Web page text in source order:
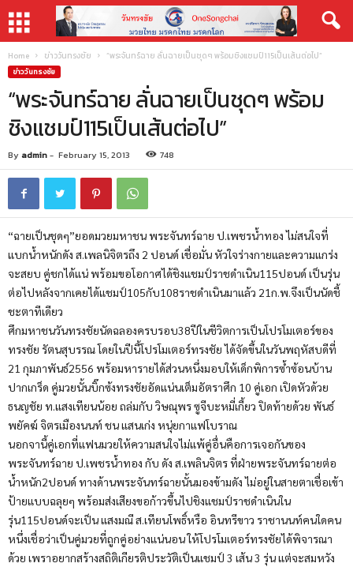
Home ข่าววันทรงชัย “พระจันทร์ฉาย ลั่นฉายเป็นชุดๆ พร้อมชิงแชมป์115เป็นเส้นต่อไป”
ข่าววันทรงชัย
“พระจันทร์ฉาย ลั่นฉายเป็นชุดๆ พร้อม
ชิงแชมป์115เป็นเส้นต่อไป”
By admin- February 15, 2013 748
“ฉายเป็นชุดๆ”ยอดมวยมหาชน พระจันทร์ฉาย ป.เพชรน้ำทอง ไม่สนใจที่
แบกน้ำหนักดัง ส.เพลนิจิตรถึง 2 ปอนด์ เชื่อมั่น หัวใจร่างกายและความแกร่ง
จะสยบ คู่ชกได้แน่ พร้อมขอโอกาศได้ชิงแชมป์ราชดำเนิน115ปอนด์ เป็นรุ่น
ต่อไปหลังจากเคยได้แชมป์105กับ108ราชดำเนินมาแล้ว 21ก.พ.จึงเป็นนัดชี้
ชะตาทีเดียว
ศึกมหาชนวันทรงชัยนัดฉลองครบรอบ38ปีในชีวิตการเป็นโปรโมเตอร์ของ
ทรงชัย รัตนสุบรรณ โดยในปีนี้โปรโมเตอร์ทรงชัย ได้จัดขึ้นในวันพฤหัสบดีที่
21 กุมภาพันธ์2556 พร้อมหารายได้ส่วนหนึ่งมอบให้เด็กพิการซ้ำซ้อนบ้าน
ปากเกร็ด คู่มวยนั้นบิ๊กซ้งทรงชัยอัดแน่นเต็มอัตราศึก 10 คู่เอก เปิดหัวด้วย
ธนญชัย ท.แสงเทียนน้อย ถล่มกับ วิษณุพร ซูจีบะหมี่เกี้ยว ปิดท้ายด้วย พันธ์
พยัคฆ์ จิตรเมืองนนท์ ชน แสนเก่ง หนุ่ยกาแฟโบราณ
นอกจานี้คู่เอกที่แฟนมวยให้ความสนใจไม่แพ้คู่อื่นคือการเจอกันของ
พระจันทร์ฉาย ป.เพชรน้ำทอง กับ ดัง ส.เพลินจิตร ที่ฝ่ายพระจันทร์ฉายต่อ
น้ำหนัก2ปอนด์ ทางด้านพระจันทร์ฉายนั้นมองข้ามดัง ไม่อยู่ในสายตาเชื่อเข้า
ป้ายแบบฉลุยๆ พร้อมส่งเสียงขอก้าวขึ้นไปชิงแชมป์ราชดำเนินใน
รุ่น115ปอนด์จะเป็น แสงมณี ส.เทียนโพธิ์หรือ อินทรีขาว ราชานนท์คนใดคน
หนึ่งเชื่อว่าเป็นคู่มวยที่ถูกคู่อย่างแน่นอน ให้โปรโมเตอร์ทรงชัยได้พิจารณา
ด้วย เพราอยากสร้างสถิติเกียรติประวัติเป็นแชมป์ 3 เส้น 3 รุ่น แต่จะสมหวัง